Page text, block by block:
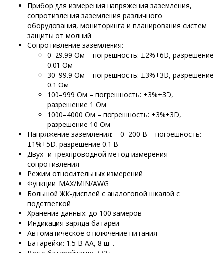
Прибор для измерения напряжения заземления,
сопротивления заземления различного
оборудования, мониторинга и планирования систем
защиты от молний
Сопротивление заземления:
0–29.99 Ом – погрешность: ±2%+6D, разрешение
0.01 Ом
30–99.9 Ом – погрешность: ±3%+3D, разрешение
0.1 Ом
100–999 Ом – погрешность: ±3%+3D,
разрешение 1 Ом
1000–4000 Ом – погрешность: ±3%+3D,
разрешение 10 Ом
Напряжение заземления: – 0–200 В – погрешность:
±1%+5D, разрешение 0.1 В
Двух- и трехпроводной метод измерения
сопротивления
Режим относительных измерений
Функции: MAX/MIN/AWG
Большой ЖК-дисплей с аналоговой шкалой с
подстветкой
Хранение данных: до 100 замеров
Индикация заряда батареи
Автоматическое отключение питания
Батарейки: 1.5 В АА, 8 шт.